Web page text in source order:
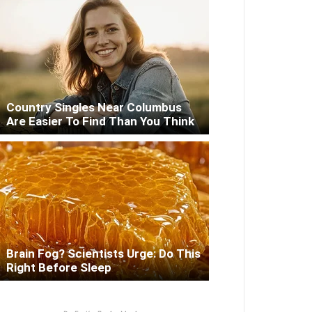
Country Singles Near Columbus
Are Easier To Find Than You Think
Brain Fog? Scientists Urge: Do This
Right Before Sleep